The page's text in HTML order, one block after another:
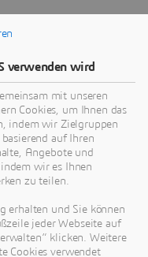
für Ihre Bauteile
verwenden wird
mit unseren
Cookies, um Ihnen das
indem wir Zielgruppen
auf Ihren
Angebote und
wir es Ihnen
zu teilen.
erhalten und Sie können
jeder Webseite auf
klicken. Weitere
Cookies verwendet